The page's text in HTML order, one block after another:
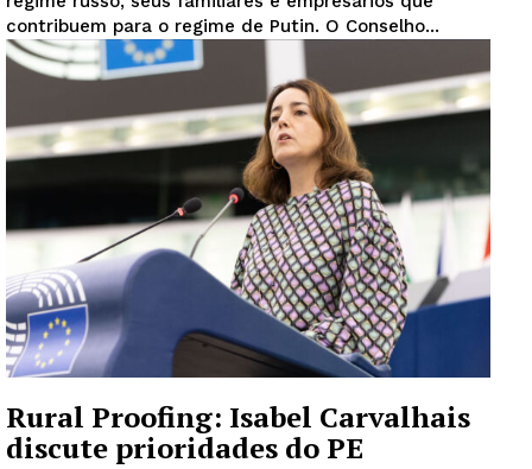
contribuem para o regime de Putin. O Conselho...
Rural Proofing: Isabel Carvalhais
discute prioridades do PE